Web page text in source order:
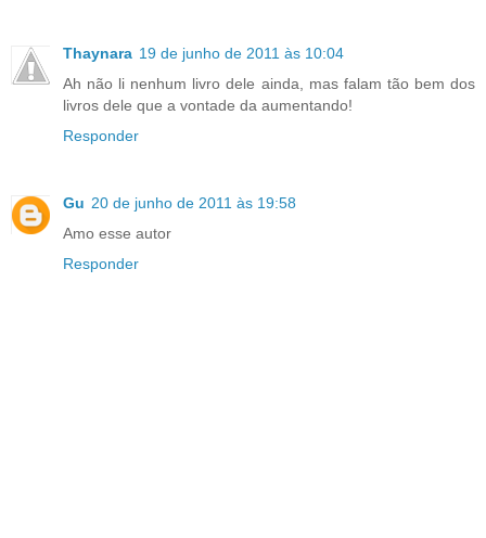
Thaynara 19 de junho de 2011 às 10:04
Ah não li nenhum livro dele ainda, mas falam tão bem dos
livros dele que a vontade da aumentando!
Responder
Gu 20 de junho de 2011 às 19:58
Amo esse autor
Responder